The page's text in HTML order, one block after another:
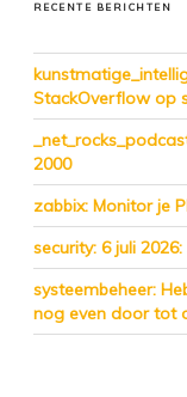
RECENTE BERICHTEN
StackOverflow op
2000
zabbix: Monitor je
security: 6 juli
systeembeheer:
nog even door tot